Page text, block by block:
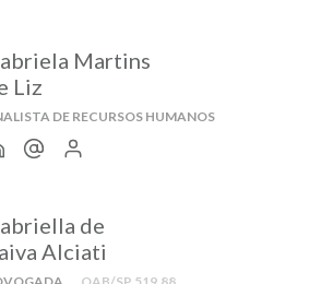
Martins
Liz
DE RECURSOS HUMANOS
de
Alciati